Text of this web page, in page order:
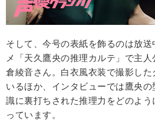
そして、今号の表紙を飾るのは放
メ「天久鷹央の推理カルテ」で主
倉綾音さん。白衣風衣装で撮影し
いるほか、インタビューでは鷹央
識に裏打ちされた推理力をどのよ
っています。